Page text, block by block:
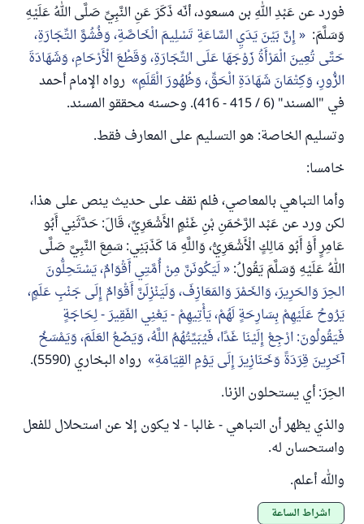
فورد عن عَبْدِ اللهِ بن مسعود، أنّه ذَكَرَ عَنِ النَّبِيِّ صَلَّى اللهُ عَلَيْهِ
وَسَلَّمَ:
إِنَّ بَيْنَ يَدَيِ السَّاعَةِ تَسْلِيمَ الْخَاصَّةِ، وَفُشُوَّ التِّجَارَةِ،
حَتَّى تُعِينَ الْمَرْأَةُ زَوْجَهَا عَلَى التِّجَارَةِ، وَقَطْعَ الْأَرْحَامِ، وَشَهَادَةَ
الزُّورِ، وَكِتْمَانَ شَهَادَةِ الْحَقِّ، وَظُهُورَ الْقَلَمِ رواه الإمام أحمد
في "المسند" (6 / 415 - 416). وحسنه محققو المسند.
وتسليم الخاصة: هو التسليم على المعارف فقط.
خامسا:
وأما التباهي بالمعاصي، فلم نقف على حديث ينص على هذا،
لكن ورد عن عَبْد الرَّحْمَنِ بْنِ غَنْمٍ الأَشْعَرِيِّ، قَالَ: حَدَّثَنِي أَبُو
عَامِرٍ أَوْ أَبُو مَالِكٍ الْأَشْعَرِيُّ، وَاللَّهِ مَا كَذَبَنِي: سَمِعَ النَّبِيَّ صَلَّى
اللهُ عَلَيْهِ وَسَلَّمَ يَقُولُ: لَيَكُونَنَّ مِنْ أُمَّتِي أَقْوَامٌ، يَسْتَحِلُّونَ
الحِرَ وَالحَرِيرَ، وَالخَمْرَ وَالمَعَازِفَ، وَلَيَنْزِلَنَّ أَقْوَامٌ إِلَى جَنْبِ عَلَمٍ،
يَرُوحُ عَلَيْهِمْ بِسَارِحَةٍ لَهُمْ، يَأْتِيهِمْ - يَعْنِي الفَقِيرَ - لِحَاجَةٍ
فَيَقُولُونَ: ارْجِعْ إِلَيْنَا غَدًا، فَيُبَيِّتُهُمُ اللَّهُ، وَيَضَعُ العَلَمَ، وَيَمْسَخُ
آخَرِينَ قِرَدَةً وَخَنَازِيرَ إِلَى يَوْمِ القِيَامَةِ رواه البخاري (5590).
الحِرَ: أي يستحلون الزنا.
والذي يظهر أن التباهي - غالبا - لا يكون إلا عن استحلال للفعل
واستحسان له.
والله أعلم.
أشراط الساعة